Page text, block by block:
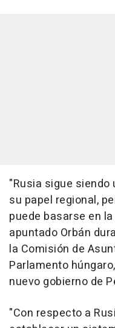
"Rusia sigue
su papel regional,
puede basarse en
apuntado Orbán
la Comisión de
Parlamento
nuevo gobierno de
"Con respecto a